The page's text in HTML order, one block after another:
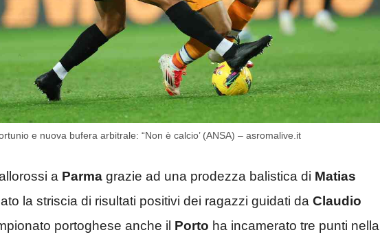
e nuova bufera arbitrale: “Non è calcio’ (ANSA) – asromalive.it
a Parma grazie ad una prodezza balistica di Matias
la striscia di risultati positivi dei ragazzi guidati da Claudio
portoghese anche il Porto ha incamerato tre punti nella